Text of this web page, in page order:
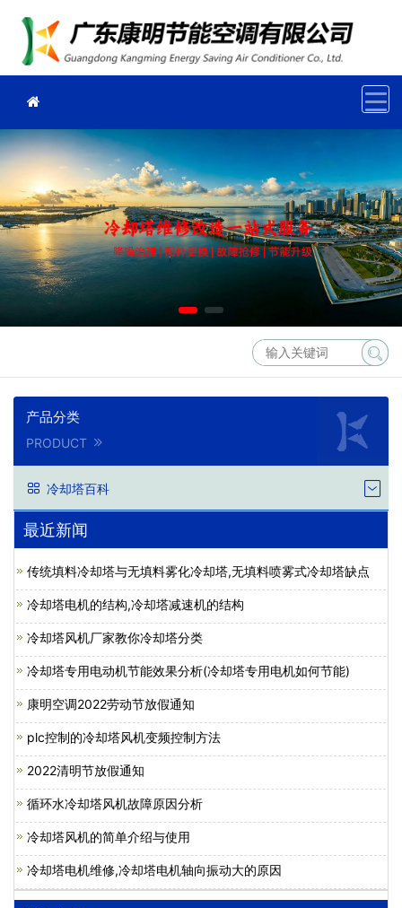
产品分类
PRODUCT
冷却塔百科
最近新闻
传统填料冷却塔与无填料雾化冷却塔,无填料喷雾式冷却塔缺点
冷却塔电机的结构,冷却塔减速机的结构
冷却塔风机厂家教你冷却塔分类
冷却塔专用电动机节能效果分析(冷却塔专用电机如何节能)
康明空调2022劳动节放假通知
plc控制的冷却塔风机变频控制方法
2022清明节放假通知
循环水冷却塔风机故障原因分析
冷却塔风机的简单介绍与使用
冷却塔电机维修,冷却塔电机轴向振动大的原因